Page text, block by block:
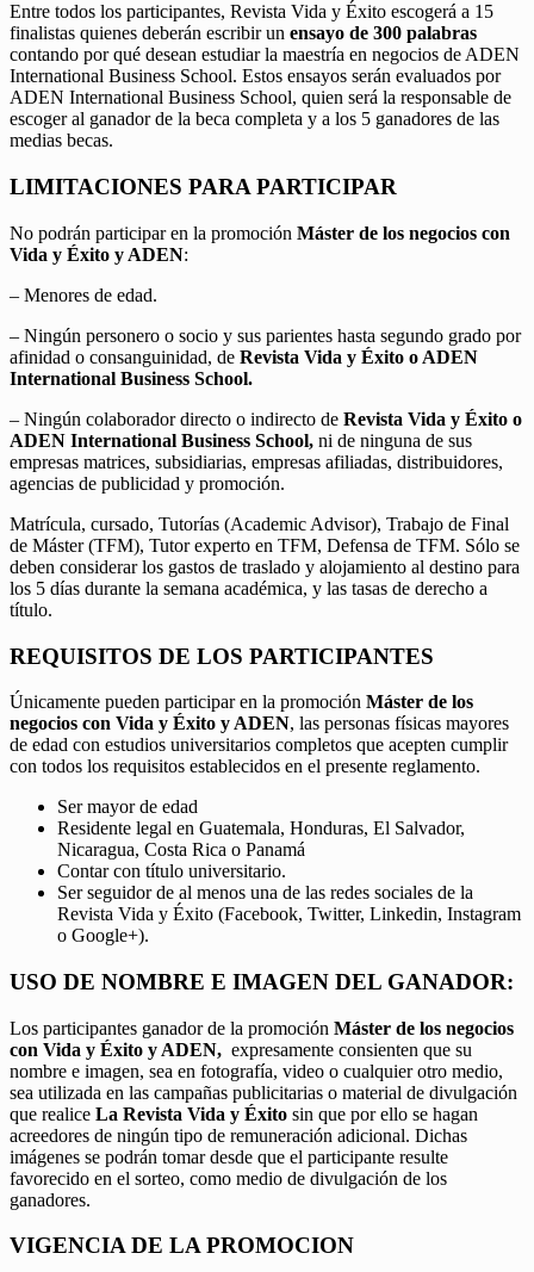
Entre todos los participantes, Revista Vida y Éxito escogerá a 15
finalistas quienes deberán escribir un ensayo de 300 palabras
contando por qué desean estudiar la maestría en negocios de ADEN
International Business School. Estos ensayos serán evaluados por
ADEN International Business School, quien será la responsable de
escoger al ganador de la beca completa y a los 5 ganadores de las
medias becas.
LIMITACIONES PARA PARTICIPAR
No podrán participar en la promoción Máster de los negocios con
Vida y Éxito y ADEN:
– Menores de edad.
– Ningún personero o socio y sus parientes hasta segundo grado por
afinidad o consanguinidad, de Revista Vida y Éxito o ADEN
International Business School.
– Ningún colaborador directo o indirecto de Revista Vida y Éxito o
ADEN International Business School, ni de ninguna de sus
empresas matrices, subsidiarias, empresas afiliadas, distribuidores,
agencias de publicidad y promoción.
Matrícula, cursado, Tutorías (Academic Advisor), Trabajo de Final
de Máster (TFM), Tutor experto en TFM, Defensa de TFM. Sólo se
deben considerar los gastos de traslado y alojamiento al destino para
los 5 días durante la semana académica, y las tasas de derecho a
título.
REQUISITOS DE LOS PARTICIPANTES
Únicamente pueden participar en la promoción Máster de los
negocios con Vida y Éxito y ADEN, las personas físicas mayores
de edad con estudios universitarios completos que acepten cumplir
con todos los requisitos establecidos en el presente reglamento.
Ser mayor de edad
Residente legal en Guatemala, Honduras, El Salvador,
Nicaragua, Costa Rica o Panamá
Contar con título universitario.
Ser seguidor de al menos una de las redes sociales de la
Revista Vida y Éxito (Facebook, Twitter, Linkedin, Instagram
o Google+).
USO DE NOMBRE E IMAGEN DEL GANADOR:
Los participantes ganador de la promoción Máster de los negocios
con Vida y Éxito y ADEN, expresamente consienten que su
nombre e imagen, sea en fotografía, video o cualquier otro medio,
sea utilizada en las campañas publicitarias o material de divulgación
que realice La Revista Vida y Éxito sin que por ello se hagan
acreedores de ningún tipo de remuneración adicional. Dichas
imágenes se podrán tomar desde que el participante resulte
favorecido en el sorteo, como medio de divulgación de los
ganadores.
VIGENCIA DE LA PROMOCION